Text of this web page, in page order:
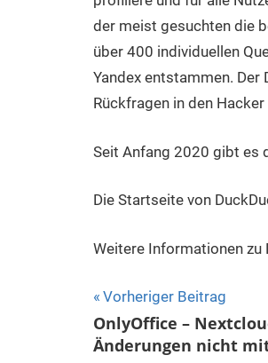
der meist gesuchten die
über 400 individuellen
Yandex entstammen.
Rückfragen in den
Seit Anfang 2020 gibt es
Die Startseite von
Weitere Informationen zu
Vorheriger Beitrag
OnlyOffice –
Änderungen nicht